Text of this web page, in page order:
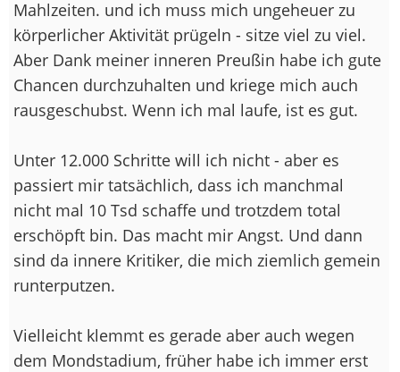
Mahlzeiten. und ich muss mich ungeheuer zu
körperlicher Aktivität prügeln - sitze viel zu viel.
Aber Dank meiner inneren Preußin habe ich gute
Chancen durchzuhalten und kriege mich auch
rausgeschubst. Wenn ich mal laufe, ist es gut.
Unter 12.000 Schritte will ich nicht - aber es
passiert mir tatsächlich, dass ich manchmal
nicht mal 10 Tsd schaffe und trotzdem total
erschöpft bin. Das macht mir Angst. Und dann
sind da innere Kritiker, die mich ziemlich gemein
runterputzen.
Vielleicht klemmt es gerade aber auch wegen
dem Mondstadium, früher habe ich immer erst